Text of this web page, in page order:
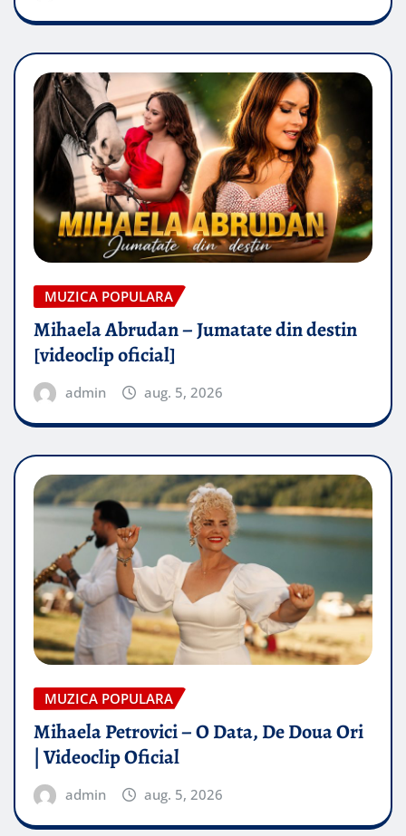
MUZICA POPULARA
Mihaela Abrudan – Jumatate din destin
[videoclip oficial]
admin aug. 5, 2026
MUZICA POPULARA
Mihaela Petrovici – O Data, De Doua Ori
| Videoclip Oficial
admin aug. 5, 2026